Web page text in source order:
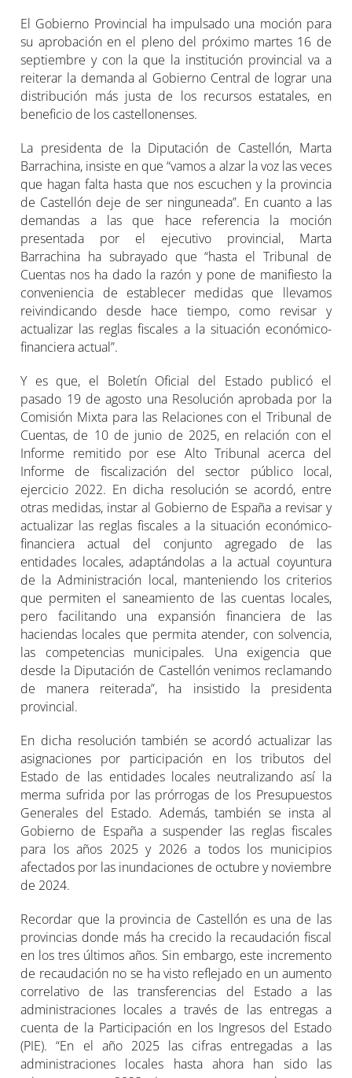
El Gobierno Provincial ha impulsado una moción para
su aprobación en el pleno del próximo martes 16 de
septiembre y con la que la institución provincial va a
reiterar la demanda al Gobierno Central de lograr una
distribución más justa de los recursos estatales, en
beneficio de los castellonenses.
La presidenta de la Diputación de Castellón, Marta
Barrachina, insiste en que “vamos a alzar la voz las veces
que hagan falta hasta que nos escuchen y la provincia
de Castellón deje de ser ninguneada”. En cuanto a las
demandas a las que hace referencia la moción
presentada por el ejecutivo provincial, Marta
Barrachina ha subrayado que “hasta el Tribunal de
Cuentas nos ha dado la razón y pone de manifiesto la
conveniencia de establecer medidas que llevamos
reivindicando desde hace tiempo, como revisar y
actualizar las reglas fiscales a la situación económico-
financiera actual”.
Y es que, el Boletín Oficial del Estado publicó el
pasado 19 de agosto una Resolución aprobada por la
Comisión Mixta para las Relaciones con el Tribunal de
Cuentas, de 10 de junio de 2025, en relación con el
Informe remitido por ese Alto Tribunal acerca del
Informe de fiscalización del sector público local,
ejercicio 2022. En dicha resolución se acordó, entre
otras medidas, instar al Gobierno de España a revisar y
actualizar las reglas fiscales a la situación económico-
financiera actual del conjunto agregado de las
entidades locales, adaptándolas a la actual coyuntura
de la Administración local, manteniendo los criterios
que permiten el saneamiento de las cuentas locales,
pero facilitando una expansión financiera de las
haciendas locales que permita atender, con solvencia,
las competencias municipales. Una exigencia que
desde la Diputación de Castellón venimos reclamando
de manera reiterada”, ha insistido la presidenta
provincial.
En dicha resolución también se acordó actualizar las
asignaciones por participación en los tributos del
Estado de las entidades locales neutralizando así la
merma sufrida por las prórrogas de los Presupuestos
Generales del Estado. Además, también se insta al
Gobierno de España a suspender las reglas fiscales
para los años 2025 y 2026 a todos los municipios
afectados por las inundaciones de octubre y noviembre
de 2024.
Recordar que la provincia de Castellón es una de las
provincias donde más ha crecido la recaudación fiscal
en los tres últimos años. Sin embargo, este incremento
de recaudación no se ha visto reflejado en un aumento
correlativo de las transferencias del Estado a las
administraciones locales a través de las entregas a
cuenta de la Participación en los Ingresos del Estado
(PIE). “En el año 2025 las cifras entregadas a las
administraciones locales hasta ahora han sido las